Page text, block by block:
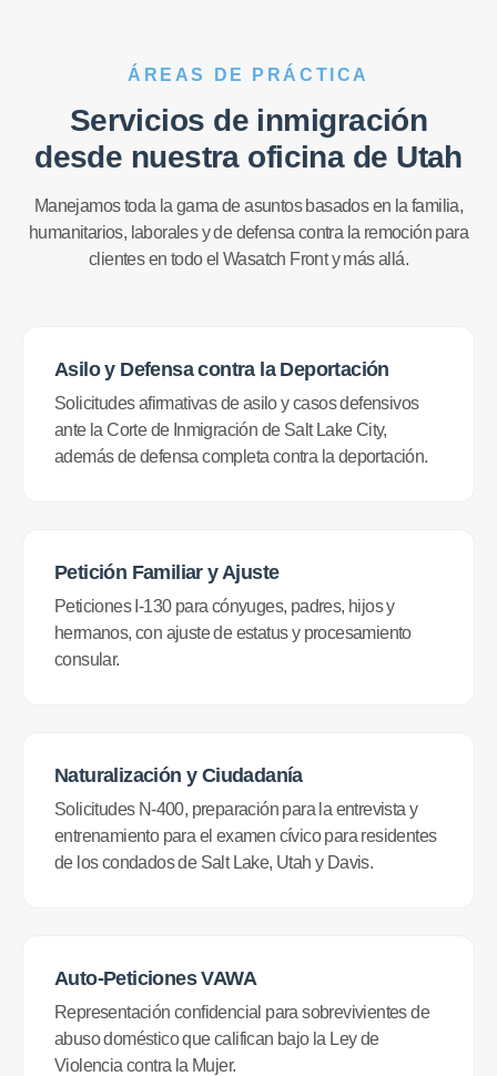
ÁREAS DE PRÁCTICA
Servicios de inmigración
desde nuestra oficina de Utah
Manejamos toda la gama de asuntos basados en la familia,
humanitarios, laborales y de defensa contra la remoción para
clientes en todo el Wasatch Front y más allá.
Asilo y Defensa contra la Deportación
Solicitudes afirmativas de asilo y casos defensivos
ante la Corte de Inmigración de Salt Lake City,
además de defensa completa contra la deportación.
Petición Familiar y Ajuste
Peticiones I-130 para cónyuges, padres, hijos y
hermanos, con ajuste de estatus y procesamiento
consular.
Naturalización y Ciudadanía
Solicitudes N-400, preparación para la entrevista y
entrenamiento para el examen cívico para residentes
de los condados de Salt Lake, Utah y Davis.
Auto-Peticiones VAWA
Representación confidencial para sobrevivientes de
abuso doméstico que califican bajo la Ley de
Violencia contra la Mujer.